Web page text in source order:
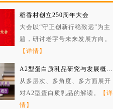
稻香村创立250周年大会
大会以“守正创新行稳致远”为主
题，研讨老字号未来发展方向。
【详情】
A2型蛋白质乳品研究与发展概...
从多层次、多角度、多方面展开
对A2型蛋白质乳品的解读。
【详
情】